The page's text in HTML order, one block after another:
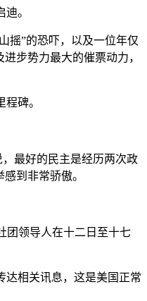
迪。
摇”的恐吓，以及一位年仅
步势力最大的催票动力，
碑。
最好的民主是经历两次政
到非常骄傲。
团领导人在十二日至十七
达相关讯息，这是美国正常